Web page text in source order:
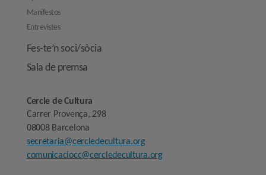
Manifestos
Entrevistes
Fes-te’n soci/sòcia
Sala de premsa
Cercle de Cultura
Carrer Provença, 298
08008 Barcelona
secretaria@cercledecultura.org
comunicaciocc@cercledecultura.org